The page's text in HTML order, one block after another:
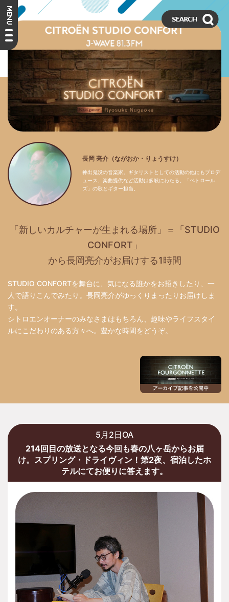
長岡 亮介（ながおか・りょうすけ）
神出鬼没の音楽家。ギタリストとしての活動の他にもプロデ
ュース、楽曲提供など活動は多岐にわたる。「ペトロール
ズ」の歌とギター担当。
「新しいカルチャーが生まれる場所」＝「STUDIO
CONFORT」
から長岡亮介がお届けする1時間
STUDIO CONFORTを舞台に、気になる誰かをお招きしたり、一
人で語りこんでみたり。長岡亮介がゆっくりまったりお届けしま
す。
シトロエンオーナーのみなさまはもちろん、趣味やライフスタイ
ルにこだわりのある方々へ。豊かな時間をどうぞ。
5月2日OA
214回目の放送となる今回も春の八ヶ岳からお届
け。スプリング・ドライヴィン！第2夜、宿泊したホ
テルにてお便りに答えます。